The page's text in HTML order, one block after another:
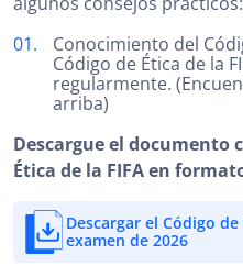
Conocimiento del
Código de Ética de la
regularmente.
arriba)
Descargue el documento
Ética de la FIFA en
Descargar el Código
examen de 2026